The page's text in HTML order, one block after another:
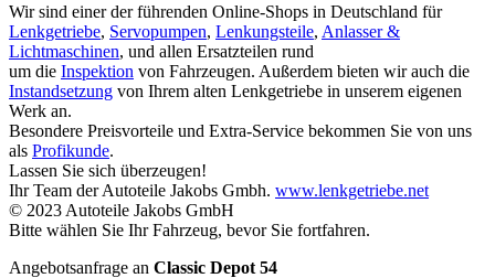
Wir sind einer der führenden Online-Shops in Deutschland für
Lenkgetriebe, Servopumpen, Lenkungsteile, Anlasser &
Lichtmaschinen, und allen Ersatzteilen rund
um die Inspektion von Fahrzeugen. Außerdem bieten wir auch die
Instandsetzung von Ihrem alten Lenkgetriebe in unserem eigenen
Werk an.
Besondere Preisvorteile und Extra-Service bekommen Sie von uns
als Profikunde.
Lassen Sie sich überzeugen!
Ihr Team der Autoteile Jakobs Gmbh. www.lenkgetriebe.net
© 2023 Autoteile Jakobs GmbH
Bitte wählen Sie Ihr Fahrzeug, bevor Sie fortfahren.
Angebotsanfrage an Classic Depot 54